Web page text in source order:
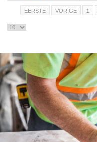
EERSTE VORIGE 1